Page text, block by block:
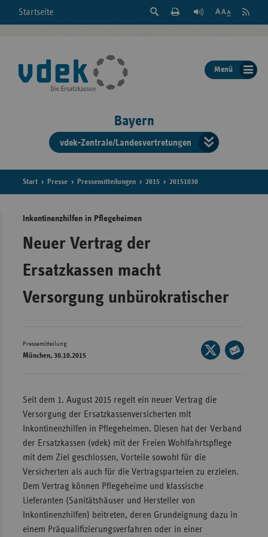
Startseite
Suche
der
Seite
Feed
Menü
Bayern
vdek-Zentrale/Landesvertretungen
der
Start Presse Pressemitteilungen 2015 20151030
Inkontinenzhilfen in Pflegeheimen
Neuer Vertrag der
Ersatzkassen macht
Versorgung unbürokratischer
Pressemitteilung
München, 30.10.2015
Seite
auf
teilen
Seit dem 1. August 2015 regelt ein neuer Vertrag die
Versorgung der Ersatzkassenversicherten mit
Inkontinenzhilfen in Pflegeheimen. Diesen hat der Verband
der Ersatzkassen (vdek) mit der Freien Wohlfahrtspflege
mit dem Ziel geschlossen, Vorteile sowohl für die
Versicherten als auch für die Vertragsparteien zu erzielen.
Dem Vertrag können Pflegeheime und klassische
Lieferanten (Sanitätshäuser und Hersteller von
Inkontinenzhilfen) beitreten, deren Grundeignung dazu in
einem Präqualifizierungsverfahren oder in einer